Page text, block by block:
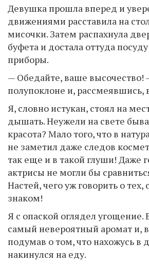
Девушка прошла вперед и
движениями расставила на
мисочки. Затем распахнула
буфета и достала оттуда
приборы.
— Обедайте, ваше высочество!
полупоклоне и, рассмеявшись,
Я, словно истукан, стоял на
дышать. Неужели на свете
красота? Мало того, что в
не заметил даже следов
так еще и в такой глуши! Даже
актрисы не могли бы
Настей, чего уж говорить о тех,
знаком!
Я с опаской оглядел угощение.
самый невероятный аромат и,
подумав о том, что нахожусь в
накинулся на еду.